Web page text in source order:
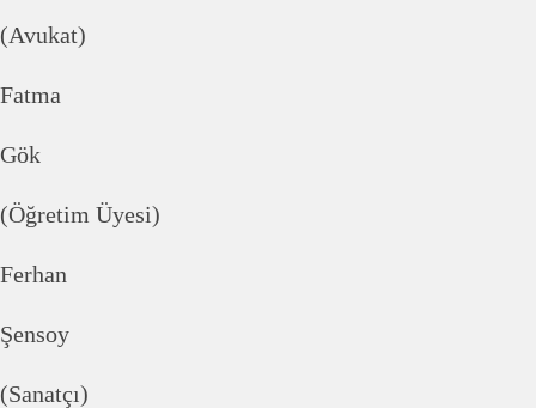
(Avukat)
Fatma
Gök
(Öğretim Üyesi)
Ferhan
Şensoy
(Sanatçı)